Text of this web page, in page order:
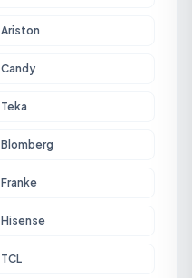
Ariston
Candy
Teka
Blomberg
Franke
Hisense
TCL